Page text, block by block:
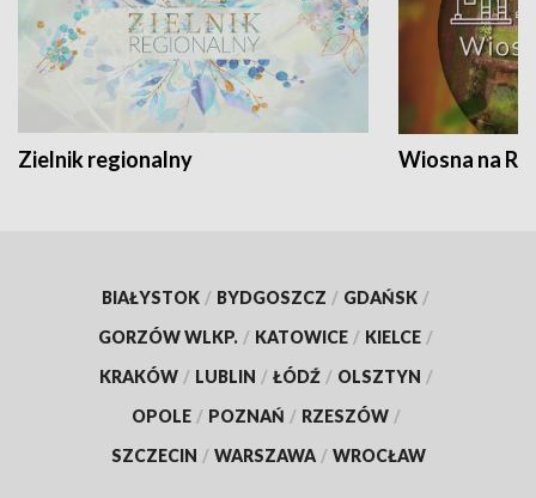
Zielnik regionalny Wiosna na
BIAŁYSTOK / BYDGOSZCZ / GDAŃSK /
GORZÓW WLKP. / KATOWICE / KIELCE /
KRAKÓW / LUBLIN / ŁÓDŹ / OLSZTYN /
OPOLE / POZNAŃ / RZESZÓW /
SZCZECIN / WARSZAWA / WROCŁAW